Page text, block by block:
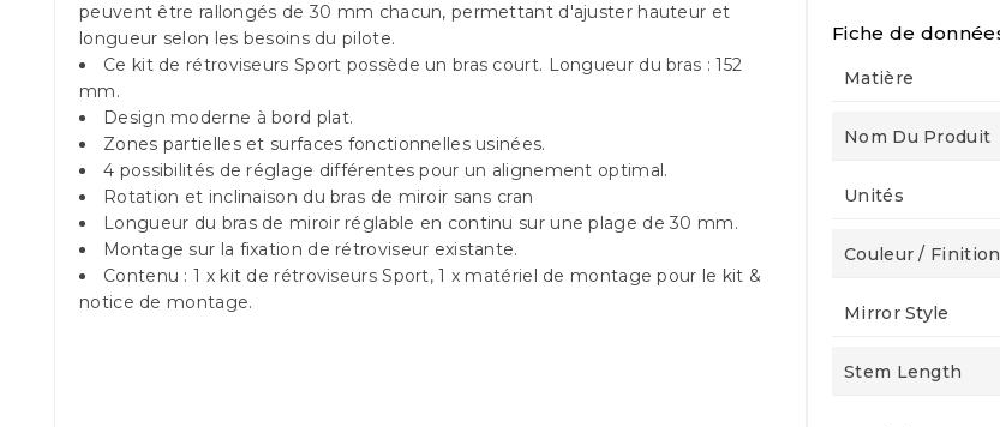
peuvent être rallongés de 30 mm chacun, permettant d'ajuster hauteur et
longueur selon les besoins du pilote.
Ce kit de rétroviseurs Sport possède un bras court. Longueur du bras : 152
mm.
Design moderne à bord plat.
Zones partielles et surfaces fonctionnelles usinées.
4 possibilités de réglage différentes pour un alignement optimal.
Rotation et inclinaison du bras de miroir sans cran
Longueur du bras de miroir réglable en continu sur une plage de 30 mm.
Montage sur la fixation de rétroviseur existante.
Contenu : 1 x kit de rétroviseurs Sport, 1 x matériel de montage pour le kit &
notice de montage.
Fiche de
Matière
Nom Du Produit
Unités
Couleur / Finition
Mirror Style
Stem Length